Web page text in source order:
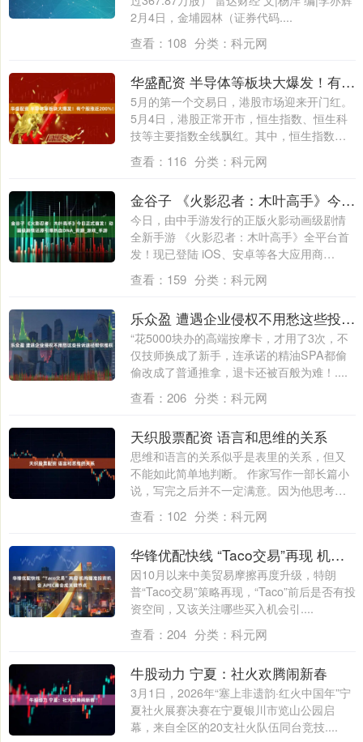
2月4日，金埔园林（证券代码....
查看： 108 分类： 科元网
华盛配资 半导体等板块大爆发！有个股涨近200%！
5月的第一个交易日，港股市场迎来开门红。
5月4日，港股正常开市，恒生指数、恒生科
技等主要指数全线飘红。其中，恒生指数
上....
查看： 116 分类： 科元网
金谷子 《火影忍者：木叶高手》今日正式首发！动画级剧情还原引爆热血DNA_资源_游戏_手游
今日，由中手游发行的正版火影动画级剧情
全新手游 《火影忍者：木叶高手》全平台首
发！现已登陆 iOS、安卓等各大应用商
店。....
查看： 159 分类： 科元网
乐众盈 遭遇企业侵权不用愁这些投诉途径帮你维权
“花5000块办的高端按摩卡，才用了3次，不
仅技师换成了新手，连承诺的精油SPA都偷
偷改成了普通推拿，退卡还被百般为难！....
查看： 206 分类： 科元网
天织股票配资 语言和思维的关系
思维和语言的关系似乎是表里的关系，但又
不能如此简单地判断。 作家写作一部长篇小
说，写完之后并不一定满意。因为他思考的
东西....
查看： 102 分类： 科元网
华锋优配快线 “Taco交易”再现 机构瞄准投资机会 APEC峰会成关键节点
因10月以来中美贸易摩擦再度升级，特朗
普“Taco交易”策略再现，“Taco”前后是否有投
资空间，又该关注哪些买入机会引....
查看： 204 分类： 科元网
牛股动力 宁夏：社火欢腾闹新春
3月1日，2026年“塞上非遗韵·红火中国年”宁
夏社火展赛决赛在宁夏银川市览山公园启
幕，来自全区的20支社火队伍同台竞技....